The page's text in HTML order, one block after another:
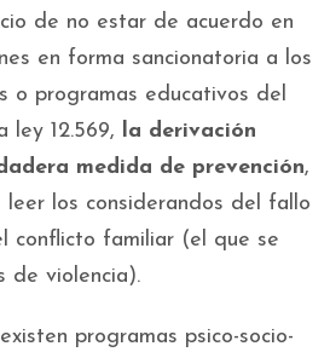
de no estar de acuerdo en
en forma sancionatoria a los
o programas educativos del
ley 12.569, la derivación
medida de prevención,
leer los considerandos del fallo
conflicto familiar (el que se
de violencia).
programas psico-socio-